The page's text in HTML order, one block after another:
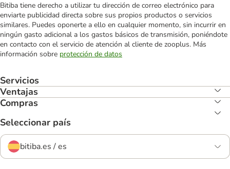
Bitiba tiene derecho a utilizar tu dirección de correo electrónico para
enviarte publicidad directa sobre sus propios productos o servicios
similares. Puedes oponerte a ello en cualquier momento, sin incurrir en
ningún gasto adicional a los gastos básicos de transmisión, poniéndote
en contacto con el servicio de atención al cliente de zooplus. Más
información sobre protección de datos
Servicios
Ventajas
Compras
Seleccionar país
bitiba.es / es